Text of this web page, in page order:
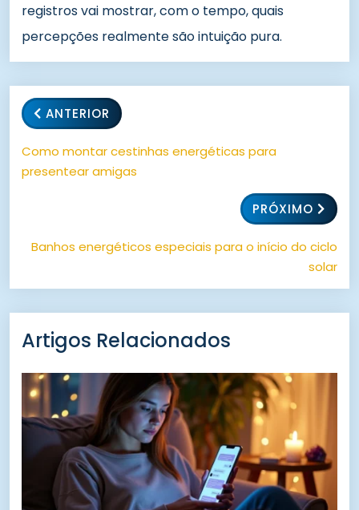
registros vai mostrar, com o tempo, quais
percepções realmente são intuição pura.
ANTERIOR
Como montar cestinhas energéticas para
presentear amigas
PRÓXIMO
Banhos energéticos especiais para o início do ciclo
solar
Artigos Relacionados